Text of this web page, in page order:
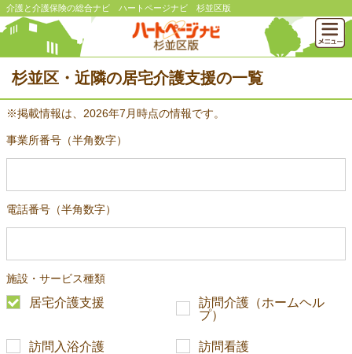
介護と介護保険の総合ナビ ハートページナビ 杉並区版
杉並区・近隣の居宅介護支援の一覧
※掲載情報は、2026年7月時点の情報です。
事業所番号（半角数字）
電話番号（半角数字）
施設・サービス種類
居宅介護支援
訪問介護（ホームヘル
プ）
訪問入浴介護 訪問看護